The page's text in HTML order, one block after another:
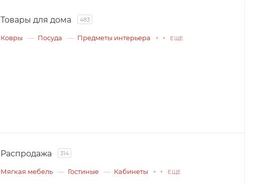
Товары для дома 483
Ковры Посуда Предметы интерьера + + ЕЩЕ
Распродажа 314
Мягкая мебель Гостиные Кабинеты + + ЕЩЕ